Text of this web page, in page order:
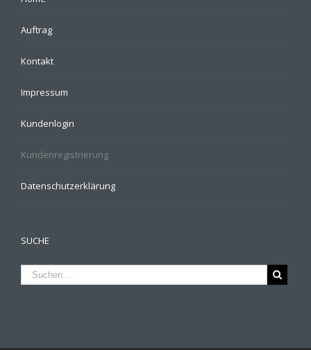
Auftrag
Kontakt
Impressum
Kundenlogin
Kundenregistrierung
Datenschutzerklärung
SUCHE